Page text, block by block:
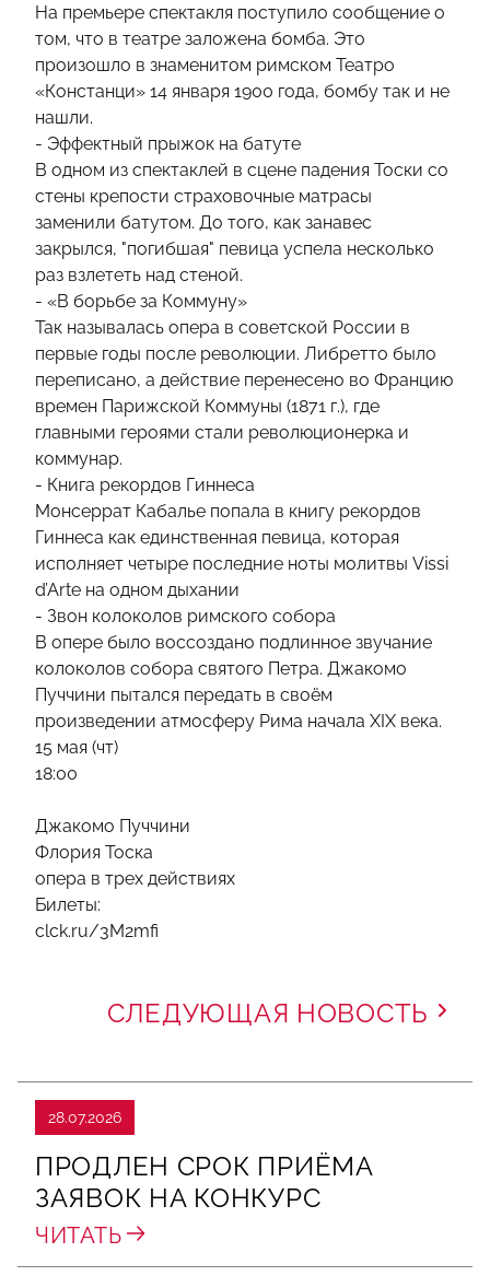
На премьере спектакля поступило сообщение о
том, что в театре заложена бомба. Это
произошло в знаменитом римском Театро
«Констанци» 14 января 1900 года, бомбу так и не
нашли.
- Эффектный прыжок на батуте
В одном из спектаклей в сцене падения Тоски со
стены крепости страховочные матрасы
заменили батутом. До того, как занавес
закрылся, "погибшая" певица успела несколько
раз взлететь над стеной.
- «В борьбе за Коммуну»
Так называлась опера в советской России в
первые годы после революции. Либретто было
переписано, а действие перенесено во Францию
времен Парижской Коммуны (1871 г.), где
главными героями стали революционерка и
коммунар.
- Книга рекордов Гиннеса
Монсеррат Кабалье попала в книгу рекордов
Гиннеса как единственная певица, которая
исполняет четыре последние ноты молитвы Vissi
d’Arte на одном дыхании
- Звон колоколов римского собора
В опере было воссоздано подлинное звучание
колоколов собора святого Петра. Джакомо
Пуччини пытался передать в своём
произведении атмосферу Рима начала XIX века.
15 мая (чт)
18:00
Джакомо Пуччини
Флория Тоска
опера в трех действиях
Билеты:
clck.ru/3M2mfi
СЛЕДУЮЩАЯ НОВОСТЬ
28.07.2026
ПРОДЛЕН СРОК ПРИЁМА
ЗАЯВОК НА КОНКУРС
ЧИТАТЬ